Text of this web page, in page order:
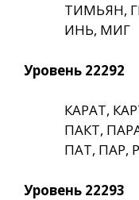
ТИМЬЯН,
ИНЬ, МИГ
Уровень 22292
КАРАТ,
ПАКТ,
ПАТ, ПАР,
Уровень 22293